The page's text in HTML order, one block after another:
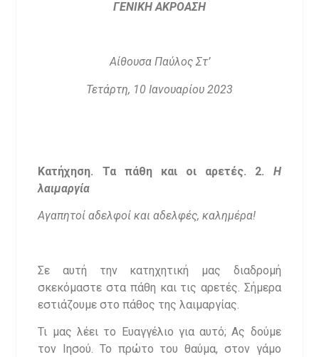
ΓΕΝΙΚΗ ΑΚΡΟΑΣΗ
Αίθουσα Παύλος Στ’
Τετάρτη, 10 Ιανουαρίου 2023
Κατήχηση. Τα πάθη και οι αρετές. 2. Η
λαιμαργία
Αγαπητοί αδελφοί και αδελφές, καλημέρα!
Σε αυτή την κατηχητική μας διαδρομή
σκεκόμαστε στα πάθη και τις αρετές. Σήμερα
εστιάζουμε στο πάθος της λαιμαργίας.
Τι μας λέει το Ευαγγέλιο για αυτό; Ας δούμε
τον Ιησού. Το πρώτο του θαύμα, στον γάμο